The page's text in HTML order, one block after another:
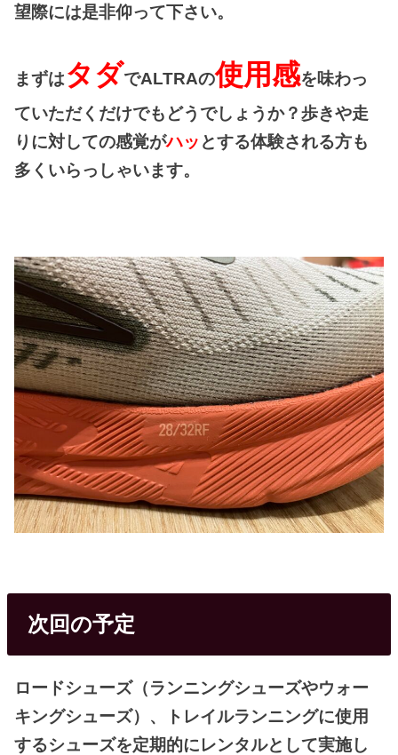
望際には是非仰って下さい。
まずはタダでALTRAの使用感を味わっ
ていただくだけでもどうでしょうか？歩きや走
りに対しての感覚がハッ とする体験される方も
多くいらっしゃいます。
次回の予定
ロードシューズ（ランニングシューズやウォー
キングシューズ）、トレイルランニングに使用
するシューズを定期的にレンタルとして実施し